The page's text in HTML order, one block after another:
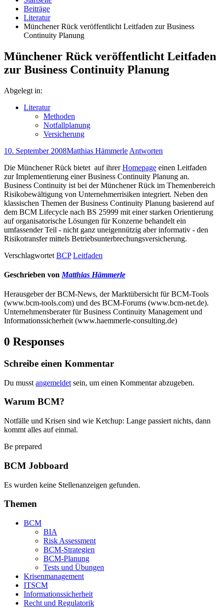
Beiträge
Literatur
Münchener Rück veröffentlicht Leitfaden zur Business
Continuity Planung
Münchener Rück veröffentlicht Leitfaden
zur Business Continuity Planung
Abgelegt in:
Literatur
Methoden
Notfallplanung
Versicherung
10. September 2008Matthias Hämmerle Antworten
Die Münchener Rück bietet auf ihrerHomepage einen Leitfaden
zur Implementierung einer Business Continuity Planung an.
Business Continuity ist bei der Münchener Rück im Themenbereich
Risikobewältigung von Unternehmerrisiken integriert. Neben den
klassischen Themen der Business Continuity Planung basierend auf
dem BCM Lifecycle nach BS 25999 mit einer starken Orientierung
auf organisatorische Lösungen für Konzerne behandelt ein
umfassender Teil - nicht ganz uneigennützig aber informativ - den
Risikotransfer mittels Betriebsunterbrechungsversicherung.
Verschlagwortet BCP Leitfaden
Geschrieben von Matthias Hämmerle
Herausgeber der BCM-News, der Marktübersicht für BCM-Tools
(www.bcm-tools.com) und des BCM-Forums (www.bcm-net.de).
Unternehmensberater für Business Continuity Management und
Informationssicherheit (www.haemmerle-consulting.de)
0 Responses
Schreibe einen Kommentar
Du musst angemeldet sein, um einen Kommentar abzugeben.
Warum BCM?
Notfälle und Krisen sind wie Ketchup: Lange passiert nichts, dann
kommt alles auf einmal.
Be prepared
BCM Jobboard
Es wurden keine Stellenanzeigen gefunden.
Themen
BCM
BIA
Risk Assessment
BCM-Strategien
BCM-Planung
Tests und Übungen
Krisenmanagement
ITSCM
Informationssicherheit
Recht und Regulatorik